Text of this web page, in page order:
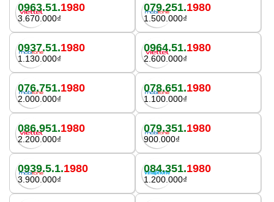
0963.51.1980
3.670.000₫
079.251.1980
1.500.000₫
0937.51.1980
1.130.000₫
0964.51.1980
2.600.000₫
076.751.1980
2.000.000₫
078.651.1980
1.100.000₫
086.951.1980
2.200.000₫
079.351.1980
900.000₫
0939.5.1.1980
3.900.000₫
084.351.1980
1.200.000₫